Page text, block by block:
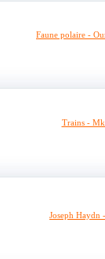
Faune polaire -
Trains -
Joseph Haydn